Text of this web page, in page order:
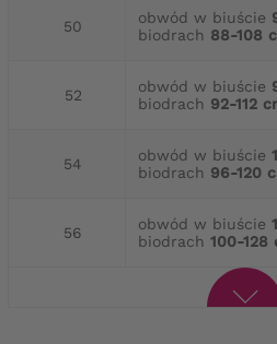
50 obwód w biuście
biodrach 88-108
52 obwód w biuście
biodrach 92-112
54 obwód w biuście
biodrach 96-120
56 obwód w biuście
biodrach 100-128